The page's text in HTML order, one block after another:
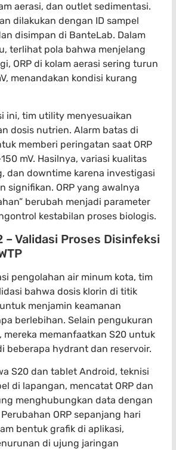
aerasi, dan outlet sedimentasi.
dilakukan dengan ID sampel
disimpan di BanteLab. Dalam
terlihat pola bahwa menjelang
ORP di kolam aerasi sering turun
menandakan kondisi kurang
ini, tim utility menyesuaikan
dosis nutrien. Alarm batas di
memberi peringatan saat ORP
mV. Hasilnya, variasi kualitas
dan downtime karena investigasi
signifikan. ORP yang awalnya
berubah menjadi parameter
kestabilan proses biologis.
– Validasi Proses Disinfeksi
pengolahan air minum kota, tim
bahwa dosis klorin di titik
menjamin keamanan
berlebihan. Selain pengukuran
mereka memanfaatkan S20 untuk
beberapa hydrant dan reservoir.
S20 dan tablet Android, teknisi
di lapangan, mencatat ORP dan
menghubungkan data dengan
ORP sepanjang hari
bentuk grafik di aplikasi,
di ujung jaringan